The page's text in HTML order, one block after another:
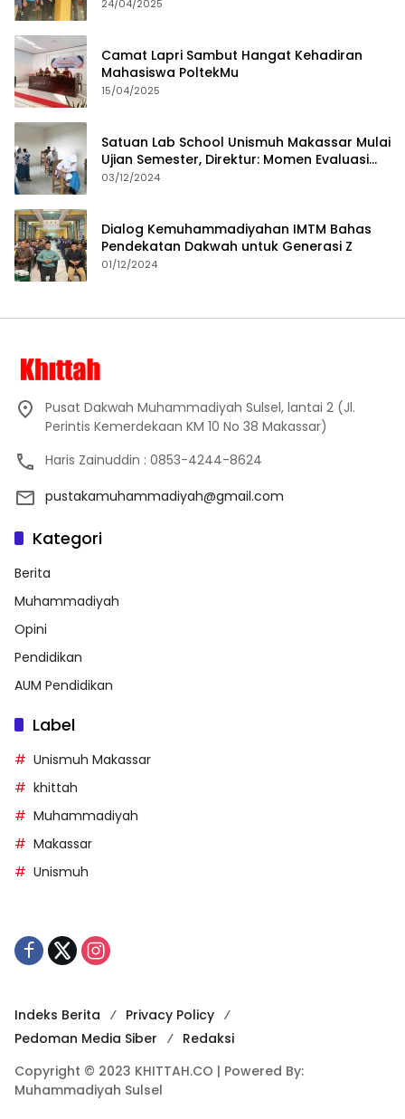
24/04/2025
Camat Lapri Sambut Hangat Kehadiran
Mahasiswa PoltekMu
15/04/2025
Satuan Lab School Unismuh Makassar Mulai
Ujian Semester, Direktur: Momen Evaluasi
Proses Pembelajaran
03/12/2024
Dialog Kemuhammadiyahan IMTM Bahas
Pendekatan Dakwah untuk Generasi Z
01/12/2024
Pusat Dakwah Muhammadiyah Sulsel, lantai 2 (Jl.
Perintis Kemerdekaan KM 10 No 38 Makassar)
Haris Zainuddin : 0853-4244-8624
pustakamuhammadiyah@gmail.com
Kategori
Berita
Muhammadiyah
Opini
Pendidikan
AUM Pendidikan
Label
Unismuh Makassar
khittah
Muhammadiyah
Makassar
Unismuh
Indeks Berita
Privacy Policy
Pedoman Media Siber
Redaksi
Copyright © 2023 KHITTAH.CO | Powered By:
Muhammadiyah Sulsel